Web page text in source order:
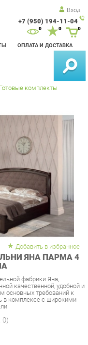
Вход
+7 (950) 194-11-04
ОПЛАТА И ДОСТАВКА
0 0
комплекты
Добавить в избранное
ЯНА ПАРМА 4
фабрики Яна,
требований к
комплексе с широкими
)